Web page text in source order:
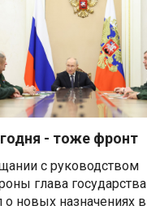
- тоже фронт
с руководством
глава государства
о новых назначениях в